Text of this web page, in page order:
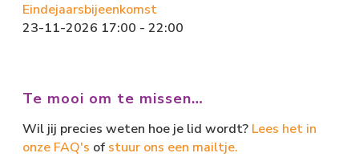
Eindejaarsbijeenkomst
23-11-2026 17:00 - 22:00
Te mooi om te missen…
Wil jij precies weten hoe je lid wordt? Lees het in
onze FAQ's of stuur ons een mailtje.